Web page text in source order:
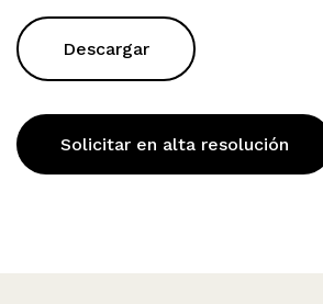
Descargar
Solicitar en alta resolución